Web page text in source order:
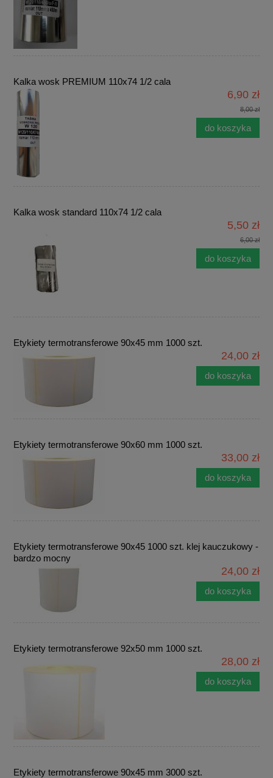
Kalka wosk PREMIUM 110x74 1/2 cala
6,90 zł
8,00 zł
do koszyka
Kalka wosk standard 110x74 1/2 cala
5,50 zł
6,00 zł
do koszyka
Etykiety termotransferowe 90x45 mm 1000 szt.
24,00 zł
do koszyka
Etykiety termotransferowe 90x60 mm 1000 szt.
33,00 zł
do koszyka
Etykiety termotransferowe 90x45 1000 szt. klej kauczukowy -
bardzo mocny
24,00 zł
do koszyka
Etykiety termotransferowe 92x50 mm 1000 szt.
28,00 zł
do koszyka
Etykiety termotransferowe 90x45 mm 3000 szt.